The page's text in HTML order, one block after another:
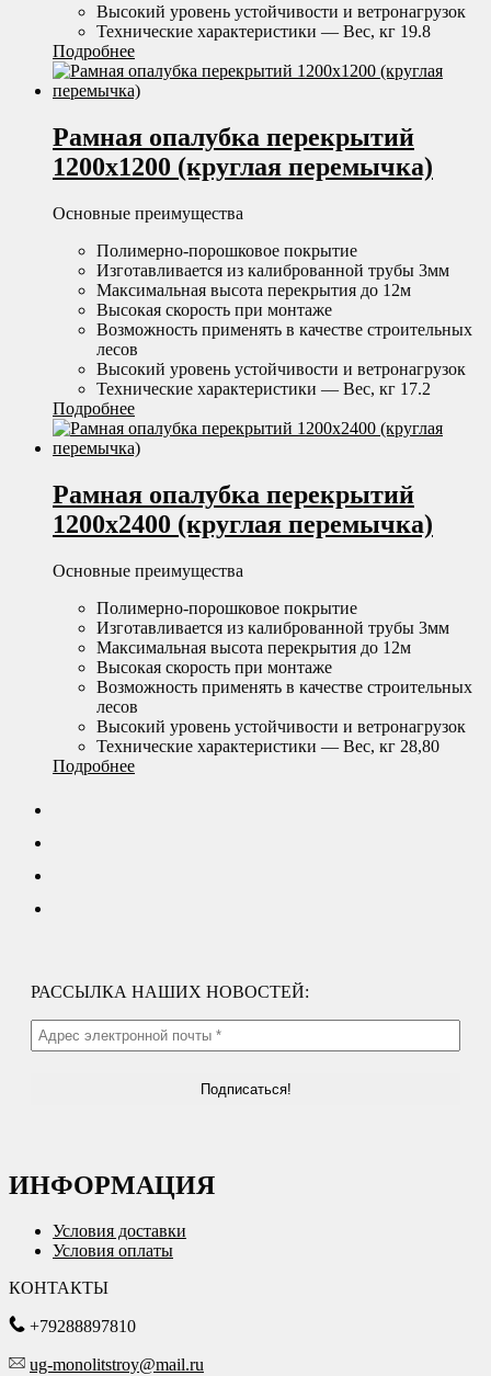
Высокий уровень устойчивости и ветронагрузок
Технические характеристики — Вес, кг 19.8
Подробнее
Рамная опалубка перекрытий
1200х1200 (круглая перемычка)
Основные преимущества
Полимерно-порошковое покрытие
Изготавливается из калиброванной трубы 3мм
Максимальная высота перекрытия до 12м
Высокая скорость при монтаже
Возможность применять в качестве строительных
лесов
Высокий уровень устойчивости и ветронагрузок
Технические характеристики — Вес, кг 17.2
Подробнее
Рамная опалубка перекрытий
1200х2400 (круглая перемычка)
Основные преимущества
Полимерно-порошковое покрытие
Изготавливается из калиброванной трубы 3мм
Максимальная высота перекрытия до 12м
Высокая скорость при монтаже
Возможность применять в качестве строительных
лесов
Высокий уровень устойчивости и ветронагрузок
Технические характеристики — Вес, кг 28,80
Подробнее
РАССЫЛКА НАШИХ НОВОСТЕЙ:
ИНФОРМАЦИЯ
Условия доставки
Условия оплаты
КОНТАКТЫ
+79288897810
ug-monolitstroy@mail.ru